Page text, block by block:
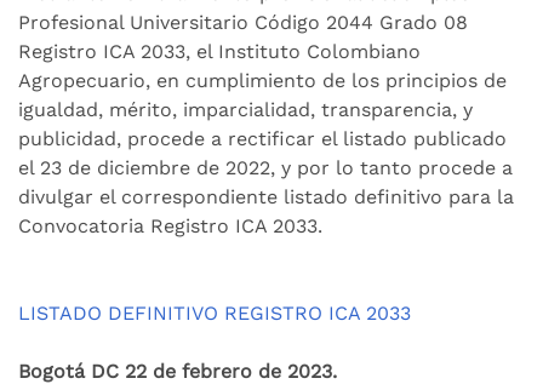
Profesional Universitario Código 2044 Grado 08
Registro ICA 2033, el Instituto Colombiano
Agropecuario, en cumplimiento de los principios de
igualdad, mérito, imparcialidad, transparencia, y
publicidad, procede a rectificar el listado publicado
el 23 de diciembre de 2022, y por lo tanto procede a
divulgar el correspondiente listado definitivo para la
Convocatoria Registro ICA 2033.
LISTADO DEFINITIVO REGISTRO ICA 2033
Bogotá DC 22 de febrero de 2023.